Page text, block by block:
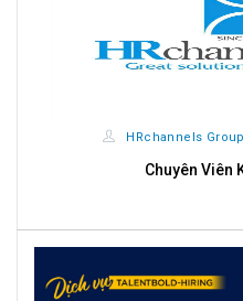
HRchannels
Chuyên Viên